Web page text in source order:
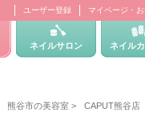
ユーザー登録 マイページ・
ネイルサロン ネイル
熊谷市の美容室 > CAPUT熊谷店